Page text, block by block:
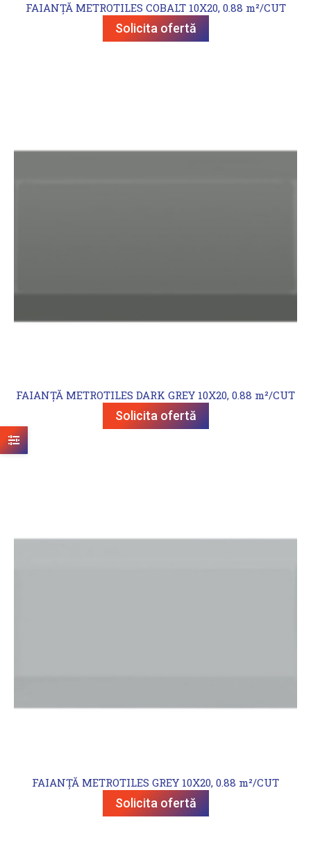
FAIANȚĂ METROTILES COBALT 10X20, 0.88 m²/CUT
Solicita ofertă
FAIANȚĂ METROTILES DARK GREY 10X20, 0.88 m²/CUT
Solicita ofertă
FAIANȚĂ METROTILES GREY 10X20, 0.88 m²/CUT
Solicita ofertă